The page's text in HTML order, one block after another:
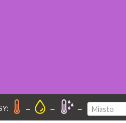
– – – Miasto